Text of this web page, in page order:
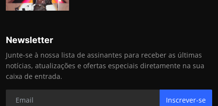
Newsletter
Junte-se à nossa lista de assinantes para receber as últimas
notícias, atualizações e ofertas especiais diretamente na sua
caixa de entrada.
Inscrever-se